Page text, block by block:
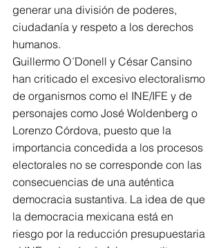
generar una división de poderes,
ciudadanía y respeto a los derechos
humanos.
Guillermo O´Donell y César Cansino
han criticado el excesivo electoralismo
de organismos como el INE/IFE y de
personajes como José Woldenberg o
Lorenzo Córdova, puesto que la
importancia concedida a los procesos
electorales no se corresponde con las
consecuencias de una auténtica
democracia sustantiva. La idea de que
la democracia mexicana está en
riesgo por la reducción presupuestaria